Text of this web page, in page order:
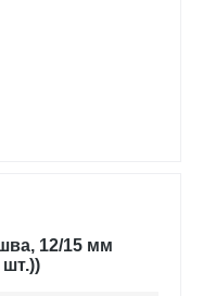
12/15 мм
шт.))